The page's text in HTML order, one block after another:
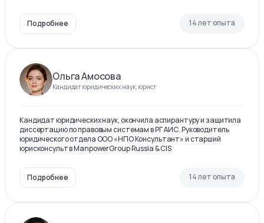
Подробнее 14 лет опыта
Ольга Амосова
Кандидат юридических наук, юрист
Кандидат юридических наук, окончила аспирантуру и защитила
диссертацию по правовым системам в РГАИС. Руководитель
юридического отдела ООО «НПО Консультант» и старший
юрисконсульт в ManpowerGroup Russia & CIS
Подробнее 14 лет опыта